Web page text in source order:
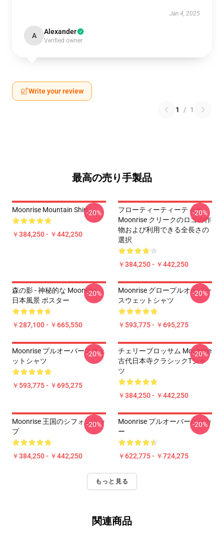
Jan 4, 2025
A Alexander
Verified owner
Write your review
1 / 1
最高の売り手製品
Moonrise Mountain Shirt
￥384,250 - ￥442,250
-20%
フローティーティーティー
Moonrise クリークのロゴの作
物および利用できる全長さの
選択
￥384,250 - ￥442,250
-20%
森の影 - 神秘的な Moonrise -
日本風景 ポスター
￥287,100 - ￥665,550
-20%
Moonrise グロープルオーバー
スウェットシャツ
￥593,775 - ￥695,275
-20%
Moonrise プルオーバースウェ
ットシャツ
￥593,775 - ￥695,275
-20%
チェリーブロッサム Moonrise
古代日本寺クラシックTシャ
ツ
￥384,250 - ￥442,250
-20%
Moonrise 王国のシフォントッ
プ
￥384,250 - ￥442,250
-20%
Moonrise プルオーバーパーカ
ー
￥622,775 - ￥724,275
-20%
もっと見る
関連商品